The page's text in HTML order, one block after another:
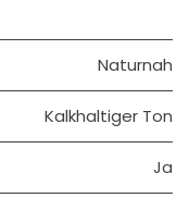
Naturnah
Kalkhaltiger Ton
Ja